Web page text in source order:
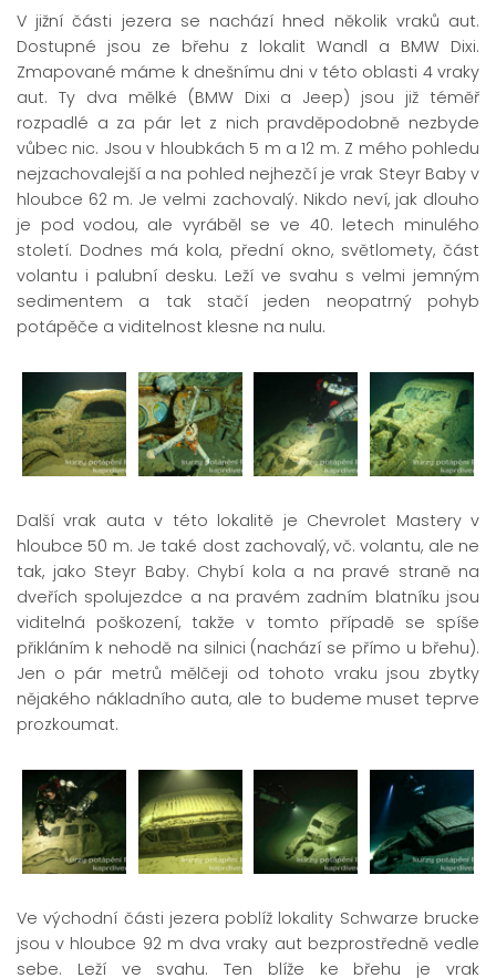
V jižní části jezera se nachází hned několik vraků aut.
Dostupné jsou ze břehu z lokalit Wandl a BMW Dixi.
Zmapované máme k dnešnímu dni v této oblasti 4 vraky
aut. Ty dva mělké (BMW Dixi a Jeep) jsou již téměř
rozpadlé a za pár let z nich pravděpodobně nezbyde
vůbec nic. Jsou v hloubkách 5 m a 12 m. Z mého pohledu
nejzachovalejší a na pohled nejhezčí je vrak Steyr Baby v
hloubce 62 m. Je velmi zachovalý. Nikdo neví, jak dlouho
je pod vodou, ale vyráběl se ve 40. letech minulého
století. Dodnes má kola, přední okno, světlomety, část
volantu i palubní desku. Leží ve svahu s velmi jemným
sedimentem a tak stačí jeden neopatrný pohyb
potápěče a viditelnost klesne na nulu.
Další vrak auta v této lokalitě je Chevrolet Mastery v
hloubce 50 m. Je také dost zachovalý, vč. volantu, ale ne
tak, jako Steyr Baby. Chybí kola a na pravé straně na
dveřích spolujezdce a na pravém zadním blatníku jsou
viditelná poškození, takže v tomto případě se spíše
přikláním k nehodě na silnici (nachází se přímo u břehu).
Jen o pár metrů mělčeji od tohoto vraku jsou zbytky
nějakého nákladního auta, ale to budeme muset teprve
prozkoumat.
Ve východní části jezera poblíž lokality Schwarze brucke
jsou v hloubce 92 m dva vraky aut bezprostředně vedle
sebe. Leží ve svahu. Ten blíže ke břehu je vrak